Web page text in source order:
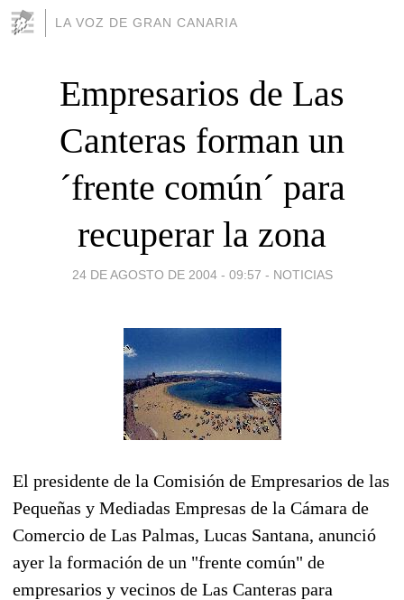
LA VOZ DE GRAN CANARIA
Empresarios de Las
Canteras forman un
´frente común´ para
recuperar la zona
24 DE AGOSTO DE 2004 - 09:57 - NOTICIAS
El presidente de la Comisión de Empresarios de las
Pequeñas y Mediadas Empresas de la Cámara de
Comercio de Las Palmas, Lucas Santana, anunció
ayer la formación de un "frente común" de
empresarios y vecinos de Las Canteras para